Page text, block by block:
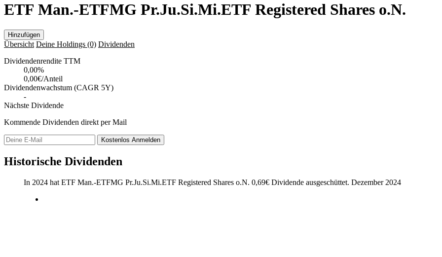
ETF Man.-ETFMG Pr.Ju.Si.Mi.ETF Registered Shares o.N.
Hinzufügen
Übersicht Deine Holdings (0) Dividenden
Dividendenrendite TTM
0,00%
0,00€/Anteil
Dividendenwachstum (CAGR 5Y)
-
Nächste Dividende
Kommende Dividenden direkt per Mail
Kostenlos Anmelden
Historische Dividenden
In 2024 hat ETF Man.-ETFMG Pr.Ju.Si.Mi.ETF Registered Shares o.N. 0,69€ Dividende ausgeschüttet. Dezember 2024